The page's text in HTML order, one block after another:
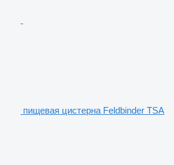
пищевая цистерна Feldbinder TSA